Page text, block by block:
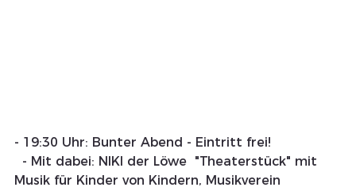
- 19:30 Uhr: Bunter Abend - Eintritt frei!
- Mit dabei: NIKI der Löwe  "Theaterstück" mit
Musik für Kinder von Kindern, Musikverein